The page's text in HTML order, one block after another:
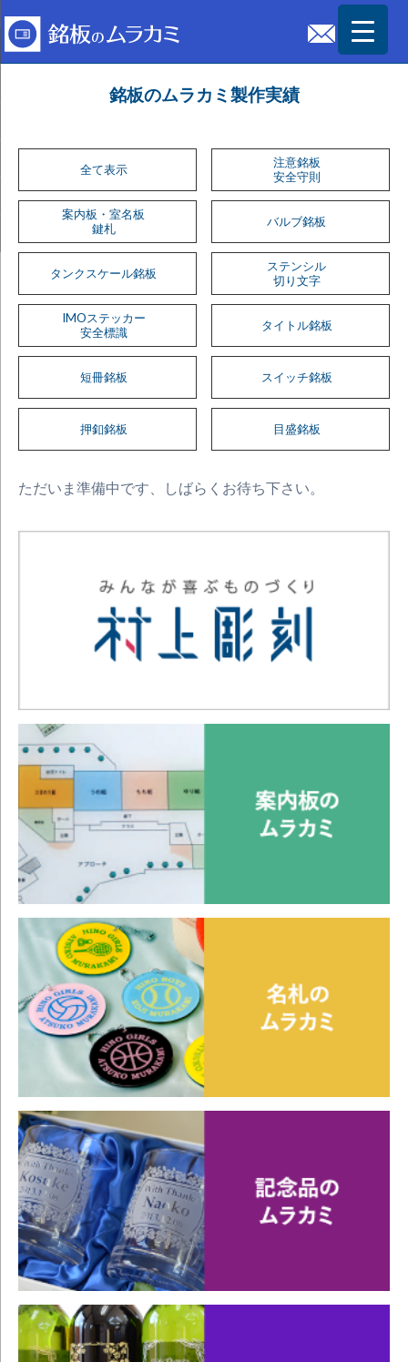
銘板のムラカミ製作実績
全て表示
注意銘板
安全守則
案内板・室名板
鍵札
バルブ銘板
タンクスケール銘板
ステンシル
切り文字
IMOステッカー
安全標識
タイトル銘板
短冊銘板 スイッチ銘板
押釦銘板 目盛銘板
ただいま準備中です、しばらくお待ち下さい。